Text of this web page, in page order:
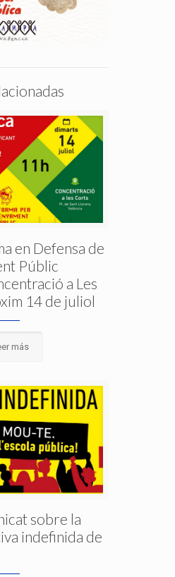
en Defensa de
Públic
a Les
14 de juliol
más
sobre la
indefinida de